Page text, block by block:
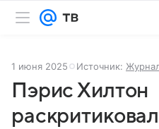
1 июня 2025 Источник:
Пэрис Хилтон